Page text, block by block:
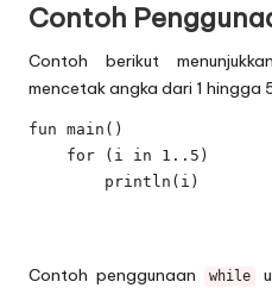
Contoh
Contoh berikut
mencetak angka dari 1 hingga
fun main()
    for (i in 1..5)
        println(i)
Contoh penggunaan while